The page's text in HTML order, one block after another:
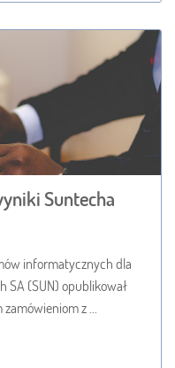
Suntecha
informatycznych dla
SA (SUN) opublikował
z ...